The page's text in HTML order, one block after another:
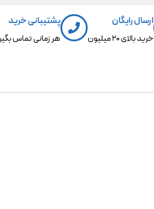
ارسال رایگان
خرید بالای 20 میلیون
پشتیبانی خرید
هر زمانی تماس